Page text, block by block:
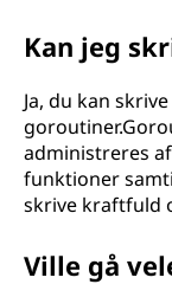
Kan jeg
Ja, du kan
administreres
funktioner
skrive kraftfuld
Ville gå